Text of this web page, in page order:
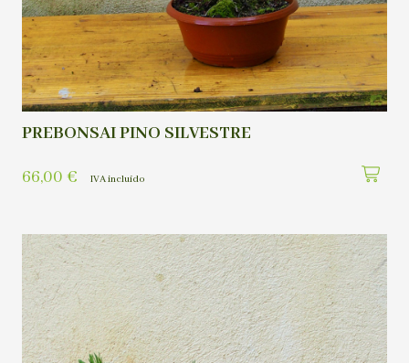
PREBONSAI PINO SILVESTRE
66,00 € IVA incluído